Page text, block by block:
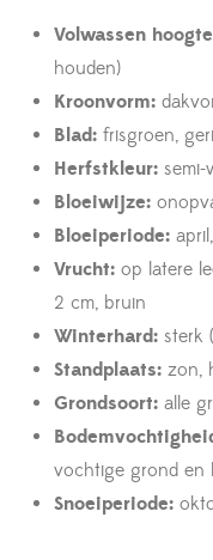
Volwassen
houden)
Kroonvorm:
Blad: frisgroen,
Herfstkleur: semi-
Bloeiwijze:
Bloeiperiode:
Vrucht: op latere
2 cm, bruin
Winterhard: sterk
Standplaats: zon,
Grondsoort: alle
vochtige grond en
Snoeiperiode: